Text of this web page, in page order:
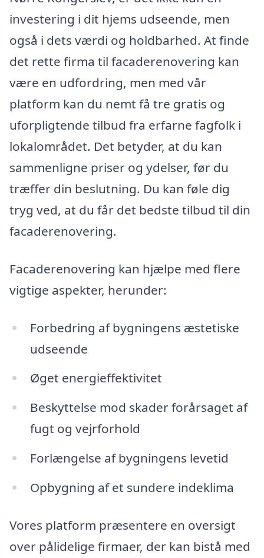
investering i dit hjems udseende, men
også i dets værdi og holdbarhed. At finde
det rette firma til facaderenovering kan
være en udfordring, men med vår
platform kan du nemt få tre gratis og
uforpligtende tilbud fra erfarne fagfolk i
lokalområdet. Det betyder, at du kan
sammenligne priser og ydelser, før du
træffer din beslutning. Du kan føle dig
tryg ved, at du får det bedste tilbud til din
facaderenovering.
Facaderenovering kan hjælpe med flere
vigtige aspekter, herunder:
Forbedring af bygningens æstetiske
udseende
Øget energieffektivitet
Beskyttelse mod skader forårsaget af
fugt og vejrforhold
Forlængelse af bygningens levetid
Opbygning af et sundere indeklima
Vores platform præsentere en oversigt
over pålidelige firmaer, der kan bistå med